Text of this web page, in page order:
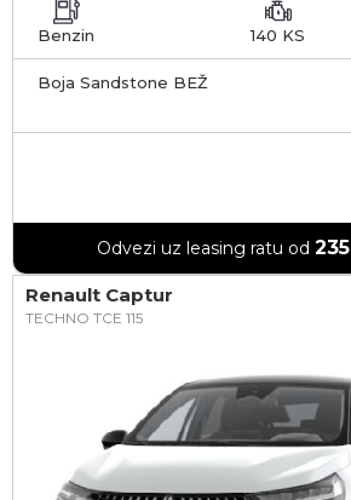
Benzin 140 KS
Boja Sandstone BEŽ
Odvezi uz leasing ratu od 235
Renault Captur
TECHNO TCE 115